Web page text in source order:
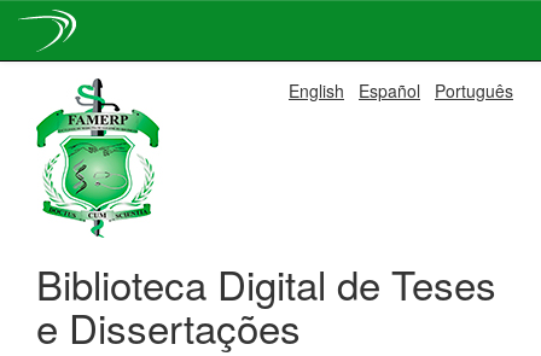
navigation
English Español Português
Biblioteca Digital de Teses
e Dissertações